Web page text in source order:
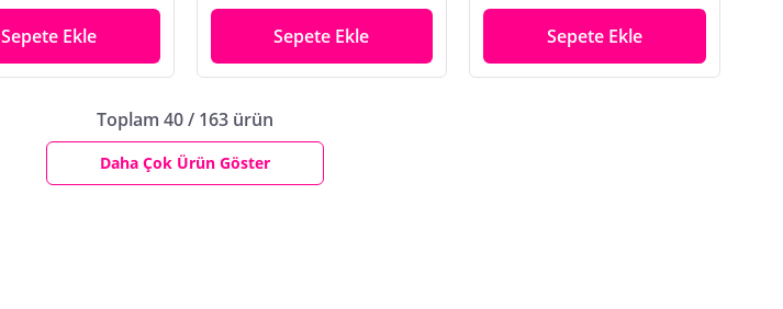
Sepete Ekle Sepete Ekle Sepete Ekle
Toplam 40 / 163 ürün
Daha Çok Ürün Göster